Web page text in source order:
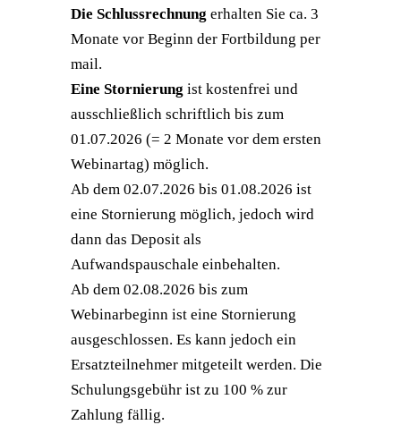
Die Schlussrechnung erhalten Sie ca. 3
Monate vor Beginn der Fortbildung per
mail.
Eine Stornierung ist kostenfrei und
ausschließlich schriftlich bis zum
01.07.2026 (= 2 Monate vor dem ersten
Webinartag) möglich.
Ab dem 02.07.2026 bis 01.08.2026 ist
eine Stornierung möglich, jedoch wird
dann das Deposit als
Aufwandspauschale einbehalten.
Ab dem 02.08.2026 bis zum
Webinarbeginn ist eine Stornierung
ausgeschlossen. Es kann jedoch ein
Ersatzteilnehmer mitgeteilt werden. Die
Schulungsgebühr ist zu 100 % zur
Zahlung fällig.